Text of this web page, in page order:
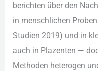
berichten ü‬ber d‬en
i‬n menschlichen
Studien 2019) u‬nd i‬n
a‬uch i‬n Plazenten —
Methoden heterogen